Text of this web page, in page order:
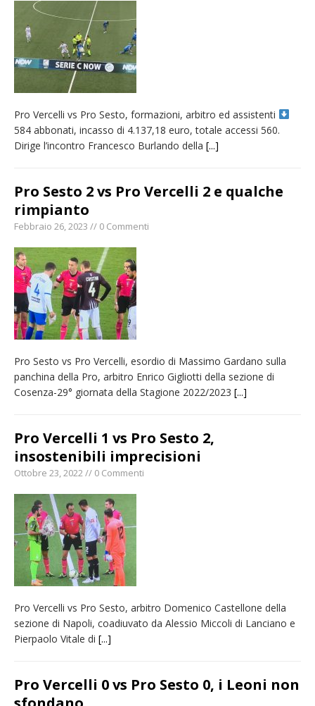
Pro Vercelli vs Pro Sesto, formazioni, arbitro ed assistenti
584 abbonati, incasso di 4.137,18 euro, totale accessi 560.
Dirige l’incontro Francesco Burlando della [...]
Pro Sesto 2 vs Pro Vercelli 2 e qualche
rimpianto
Febbraio 26, 2023 // 0 Commenti
Pro Sesto vs Pro Vercelli, esordio di Massimo Gardano sulla
panchina della Pro, arbitro Enrico Gigliotti della sezione di
Cosenza-29° giornata della Stagione 2022/2023 [...]
Pro Vercelli 1 vs Pro Sesto 2,
insostenibili imprecisioni
Ottobre 23, 2022 // 0 Commenti
Pro Vercelli vs Pro Sesto, arbitro Domenico Castellone della
sezione di Napoli, coadiuvato da Alessio Miccoli di Lanciano e
Pierpaolo Vitale di [...]
Pro Vercelli 0 vs Pro Sesto 0, i Leoni non